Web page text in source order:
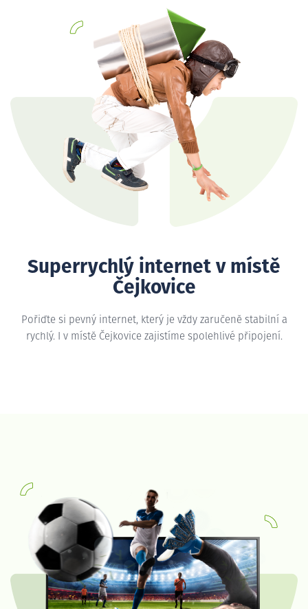
Superrychlý internet v místě
Čejkovice
Pořiďte si pevný internet, který je vždy zaručeně stabilní a
rychlý. I v místě Čejkovice zajistíme spolehlivé připojení.